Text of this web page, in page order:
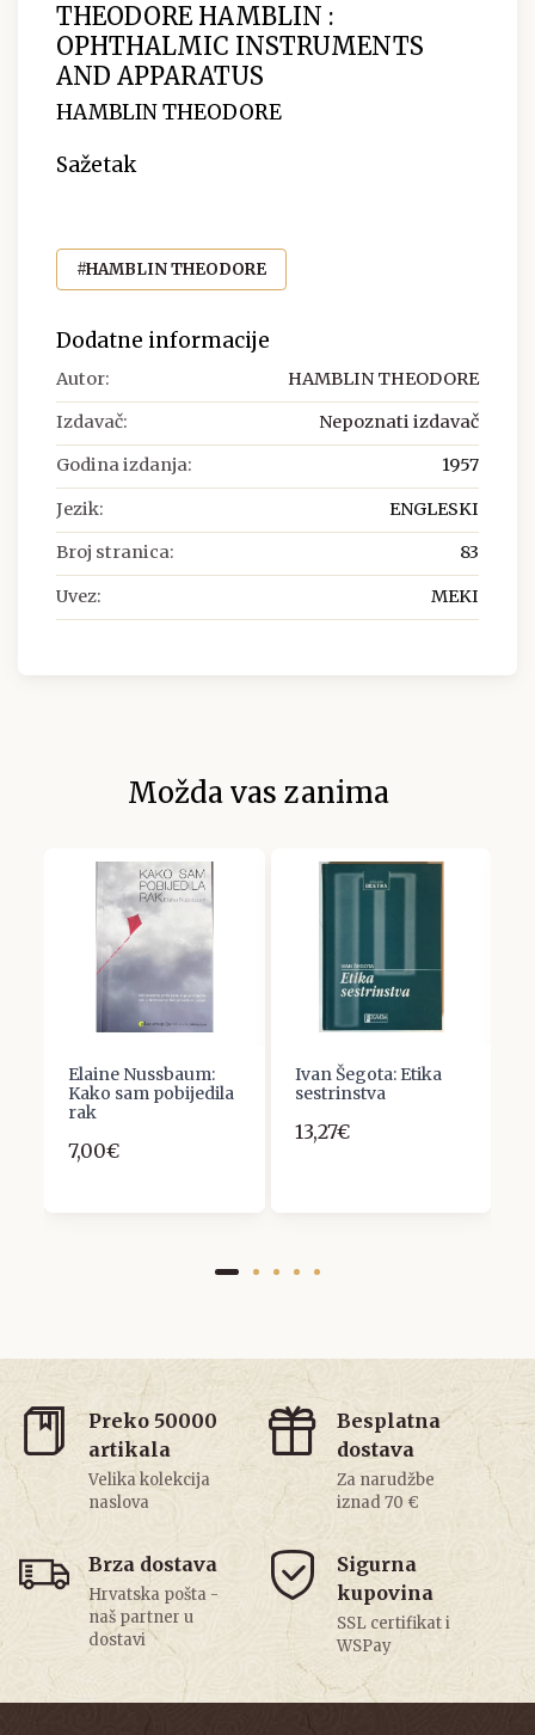
THEODORE HAMBLIN :
OPHTHALMIC INSTRUMENTS
AND APPARATUS
HAMBLIN THEODORE
Sažetak
#HAMBLIN THEODORE
Dodatne informacije
Autor: HAMBLIN THEODORE
Izdavač: Nepoznati izdavač
Godina izdanja: 1957
Jezik: ENGLESKI
Broj stranica: 83
Uvez: MEKI
Možda vas zanima
Elaine Nussbaum:
Kako sam pobijedila
rak
7,00€
Ivan Šegota: Etika
sestrinstva
13,27€
Preko 50000
artikala
Velika kolekcija
naslova
Besplatna
dostava
Za narudžbe
iznad 70 €
Brza dostava
Hrvatska pošta -
naš partner u
dostavi
Sigurna
kupovina
SSL certifikat i
WSPay